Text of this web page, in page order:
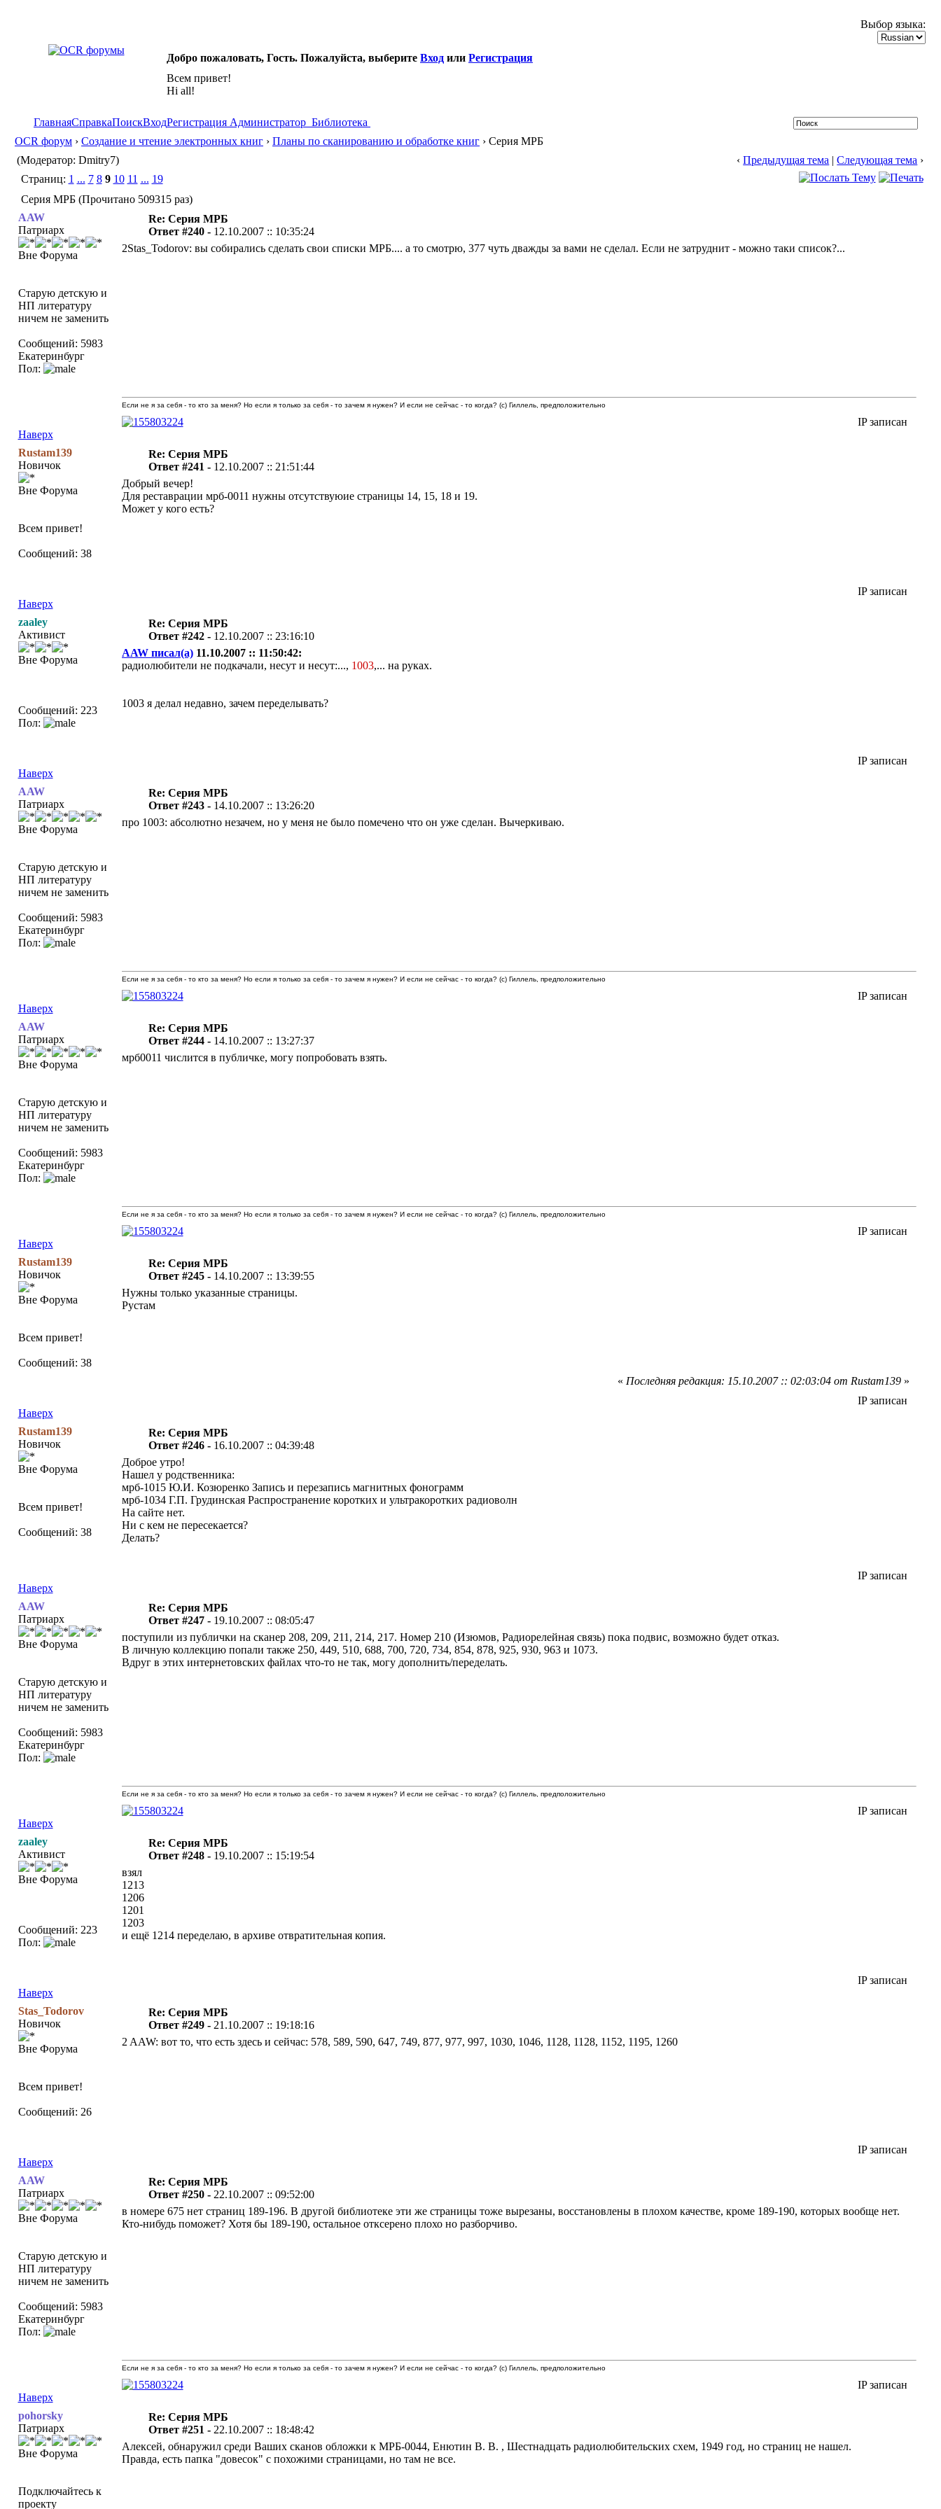
Выбор языка:
Добро пожаловать, Гость. Пожалуйста, выберите Вход или Регистрация
Всем привет!
Hi all!
ГлавнаяСправкаПоискВходРегистрация Администратор Библиотека
OCR форум › Создание и чтение электронных книг › Планы по сканированию и обработке книг › Серия МРБ
(Модератор: Dmitry7)
‹Предыдущая тема |Следующая тема ›
Страниц: 1 ... 7 8 9 10 11 ... 19
Серия МРБ (Прочитано 509315 раз)
AAW
Патриарх
Вне Форума
Старую детскую и
НП литературу
ничем не заменить
Сообщений: 5983
Екатеринбург
Пол:
Re: Серия МРБ
Ответ #240 - 12.10.2007 :: 10:35:24
2Stas_Todorov: вы собирались сделать свои списки МРБ.... а то смотрю, 377 чуть дважды за вами не сделал. Если не затруднит - можно таки список?...
Наверх
Если не я за себя - то кто за меня? Но если я только за себя - то зачем я нужен? И если не сейчас - то когда? (с) Гиллель, предположительно
IP записан
Rustam139
Новичок
Вне Форума
Всем привет!
Сообщений: 38
Re: Серия МРБ
Ответ #241 - 12.10.2007 :: 21:51:44
Добрый вечер!
Для реставрации мрб-0011 нужны отсутствуюие страницы 14, 15, 18 и 19.
Может у кого есть?
Наверх
IP записан
zaaley
Активист
Вне Форума
Сообщений: 223
Пол:
Re: Серия МРБ
Ответ #242 - 12.10.2007 :: 23:16:10
AAW писал(а)11.10.2007 :: 11:50:42:
радиолюбители не подкачали, несут и несут:..., 1003,... на руках.
1003 я делал недавно, зачем переделывать?
Наверх
IP записан
AAW
Патриарх
Вне Форума
Старую детскую и
НП литературу
ничем не заменить
Сообщений: 5983
Екатеринбург
Пол:
Re: Серия МРБ
Ответ #243 - 14.10.2007 :: 13:26:20
про 1003: абсолютно незачем, но у меня не было помечено что он уже сделан. Вычеркиваю.
Наверх
Если не я за себя - то кто за меня? Но если я только за себя - то зачем я нужен? И если не сейчас - то когда? (с) Гиллель, предположительно
IP записан
AAW
Патриарх
Вне Форума
Старую детскую и
НП литературу
ничем не заменить
Сообщений: 5983
Екатеринбург
Пол:
Re: Серия МРБ
Ответ #244 - 14.10.2007 :: 13:27:37
мрб0011 числится в публичке, могу попробовать взять.
Наверх
Если не я за себя - то кто за меня? Но если я только за себя - то зачем я нужен? И если не сейчас - то когда? (с) Гиллель, предположительно
IP записан
Rustam139
Новичок
Вне Форума
Всем привет!
Сообщений: 38
Re: Серия МРБ
Ответ #245 - 14.10.2007 :: 13:39:55
Нужны только указанные страницы.
Рустам
Наверх
« Последняя редакция: 15.10.2007 :: 02:03:04 от Rustam139 »
IP записан
Rustam139
Новичок
Вне Форума
Всем привет!
Сообщений: 38
Re: Серия МРБ
Ответ #246 - 16.10.2007 :: 04:39:48
Доброе утро!
Нашел у родственника:
мрб-1015 Ю.И. Козюренко Запись и перезапись магнитных фонограмм
мрб-1034 Г.П. Грудинская Распространение коротких и ультракоротких радиоволн
На сайте нет.
Ни с кем не пересекается?
Делать?
Наверх
IP записан
AAW
Патриарх
Вне Форума
Старую детскую и
НП литературу
ничем не заменить
Сообщений: 5983
Екатеринбург
Пол:
Re: Серия МРБ
Ответ #247 - 19.10.2007 :: 08:05:47
поступили из публички на сканер 208, 209, 211, 214, 217. Номер 210 (Изюмов, Радиорелейная связь) пока подвис, возможно будет отказ.
В личную коллекцию попали также 250, 449, 510, 688, 700, 720, 734, 854, 878, 925, 930, 963 и 1073.
Вдруг в этих интернетовских файлах что-то не так, могу дополнить/переделать.
Наверх
Если не я за себя - то кто за меня? Но если я только за себя - то зачем я нужен? И если не сейчас - то когда? (с) Гиллель, предположительно
IP записан
zaaley
Активист
Вне Форума
Сообщений: 223
Пол:
Re: Серия МРБ
Ответ #248 - 19.10.2007 :: 15:19:54
взял
1213
1206
1201
1203
и ещё 1214 переделаю, в архиве отвратительная копия.
Наверх
IP записан
Stas_Todorov
Новичок
Вне Форума
Всем привет!
Сообщений: 26
Re: Серия МРБ
Ответ #249 - 21.10.2007 :: 19:18:16
2 AAW: вот то, что есть здесь и сейчас: 578, 589, 590, 647, 749, 877, 977, 997, 1030, 1046, 1128, 1128, 1152, 1195, 1260
Наверх
IP записан
AAW
Патриарх
Вне Форума
Старую детскую и
НП литературу
ничем не заменить
Сообщений: 5983
Екатеринбург
Пол:
Re: Серия МРБ
Ответ #250 - 22.10.2007 :: 09:52:00
в номере 675 нет страниц 189-196. В другой библиотеке эти же страницы тоже вырезаны, восстановлены в плохом качестве, кроме 189-190, которых вообще нет.
Кто-нибудь поможет? Хотя бы 189-190, остальное отксерено плохо но разборчиво.
Наверх
Если не я за себя - то кто за меня? Но если я только за себя - то зачем я нужен? И если не сейчас - то когда? (с) Гиллель, предположительно
IP записан
pohorsky
Патриарх
Вне Форума
Подключайтесь к
проекту
Re: Серия МРБ
Ответ #251 - 22.10.2007 :: 18:48:42
Алексей, обнаружил среди Ваших сканов обложки к МРБ-0044, Енютин В. В. , Шестнадцать радиолюбительских схем, 1949 год, но страниц не нашел.
Правда, есть папка "довесок" с похожими страницами, но там не все.